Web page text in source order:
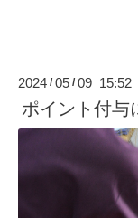
2024 /05 /09 15:52
ポイント付与